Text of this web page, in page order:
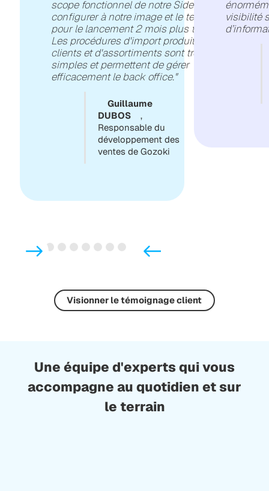
scope fonctionnel de notre Sidely, le
configurer à notre image et le tester
pour le lancement 2 mois plus tard.
Les procédures d'import produit,
clients et d'assortiments sont très
simples et permettent de gérer
efficacement le back office."
Guillaume
DUBOS
,
Responsable du
développement des
ventes de Gozoki
visibilité
Visionner le témoignage client
Une équipe d'experts qui vous
accompagne au quotidien et sur
le terrain